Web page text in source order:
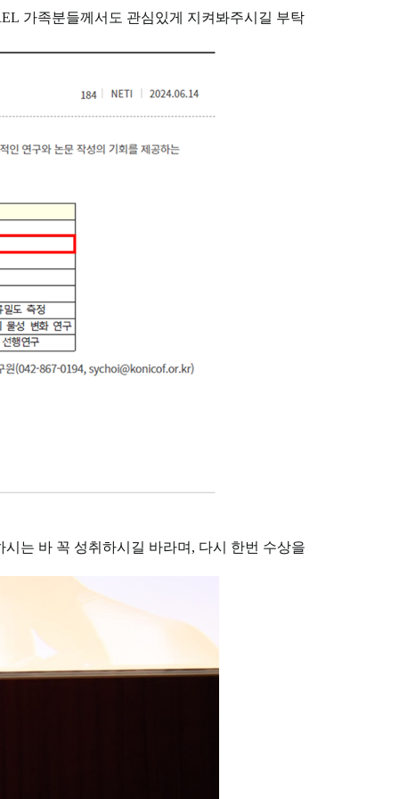
가족분들께서도 관심있게 지켜봐주시길 부탁
는 바 꼭 성취하시길 바라며, 다시 한번 수상을